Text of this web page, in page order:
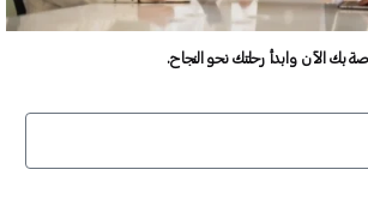
بك الآن وابدأ رحلتك نحو النجاح.